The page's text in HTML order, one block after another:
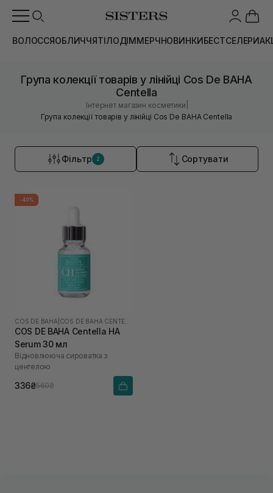
ВОЛОССЯОБЛИЧЧЯТІЛОДІММЕРЧНОВИНКИБЕСТСЕЛЕРИ
Група колекції товарів у лінійці Cos De BAHA
Centella
Інтернет магазин косметики
Група колекції товарів у лінійці Cos De BAHA Centella
Фільтр 2 Сортувати
-40%
COS DE BAHA
COS DE BAHA Centella HA
Serum 30 мл
Відновлююча сироватка з
центелою
336₴560₴